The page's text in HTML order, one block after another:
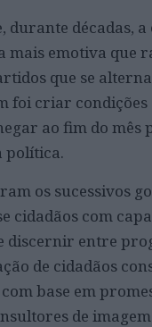
durante décadas,
mais emotiva que
que se
foi criar condições
ao fim do
política.
os sucessivos
cidadãos com
discernir entre
de cidadãos
base em
de